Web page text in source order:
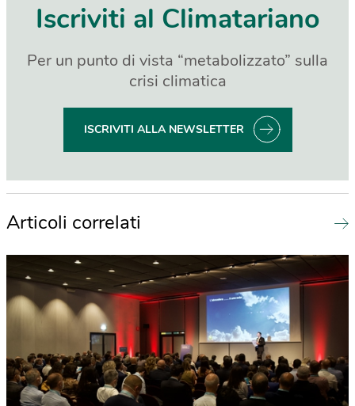
Iscriviti al Climatariano
Per un punto di vista “metabolizzato” sulla
crisi climatica
ISCRIVITI ALLA NEWSLETTER
Articoli correlati